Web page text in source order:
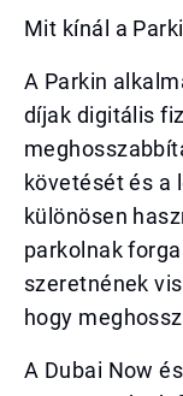
Mit kínál a
A Parkin
díjak digitális
követését és a
különösen
parkolnak
szeretnének
hogy
A Dubai Now